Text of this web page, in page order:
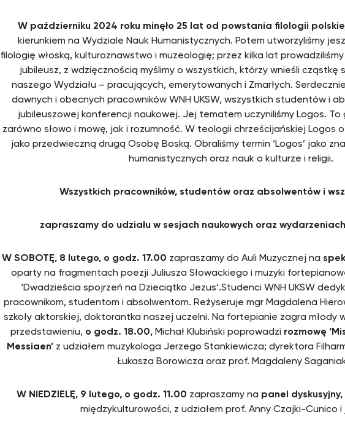
W październiku 2024 roku minęło 25 lat od powstania filologii
kierunkiem na Wydziale Nauk Humanistycznych. Potem utworzyliśmy
filologię włoską, kulturoznawstwo i muzeologię; przez kilka lat
jubileusz, z wdzięcznością myślimy o wszystkich, którzy wnieśli cząstkę
naszego Wydziału – pracujących, emerytowanych i Zmarłych.
dawnych i obecnych pracowników WNH UKSW, wszystkich studentów i
jubileuszowej konferencji naukowej. Jej tematem uczyniliśmy Logos. To
zarówno słowo i mowę, jak i rozumność. W teologii chrześcijańskiej Logos
jako przedwieczną drugą Osobę Boską. Obraliśmy termin ‘Logos’ jako
humanistycznych oraz nauk o kulturze i religii.
Wszystkich pracowników, studentów oraz absolwentów i
zapraszamy do udziału w sesjach naukowych oraz
W SOBOTĘ, 8 lutego, o godz. 17.00 zapraszamy do Auli Muzycznej na
oparty na fragmentach poezji Juliusza Słowackiego i muzyki
‘Dwadzieścia spojrzeń na Dzieciątko Jezus’.Studenci WNH UKSW
pracownikom, studentom i absolwentom. Reżyseruje mgr Magdalena
szkoły aktorskiej, doktorantka naszej uczelni. Na fortepianie zagra młody
przedstawieniu, o godz. 18.00, Michał Klubiński poprowadzi rozmowę
Messiaen’ z udziałem muzykologa Jerzego Stankiewicza; dyrektora
Łukasza Borowicza oraz prof. Magdaleny
W NIEDZIELĘ, 9 lutego, o godz. 11.00 zapraszamy na panel dyskusyjny,
międzykulturowości, z udziałem prof. Anny Czajki-Cunico i